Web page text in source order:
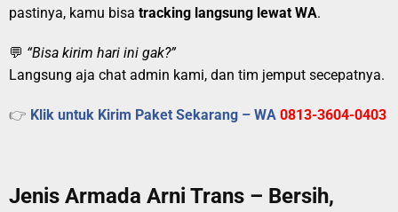
pastinya, kamu bisa tracking langsung lewat WA.
💬 “Bisa kirim hari ini gak?”
Langsung aja chat admin kami, dan tim jemput secepatnya.
👉 Klik untuk Kirim Paket Sekarang – WA 0813-3604-0403
Jenis Armada Arni Trans – Bersih,